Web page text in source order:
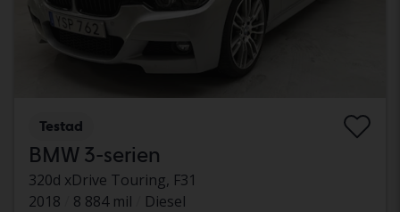
Testad
BMW 3-serien
320d xDrive Touring, F31
2018
8 884 mil
Diesel